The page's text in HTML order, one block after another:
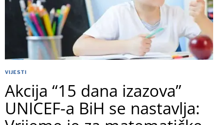
VIJESTI
Akcija “15 dana izazova”
UNICEF-a BiH se nastavlja: